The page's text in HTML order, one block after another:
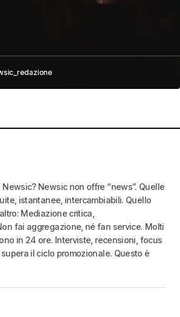
Newsic non offre “news”. Quelle
istantanee, intercambiabili. Quello
Mediazione critica,
fai aggregazione, né fan service. Molti
in 24 ore. Interviste, recensioni, focus
il ciclo promozionale. Questo è